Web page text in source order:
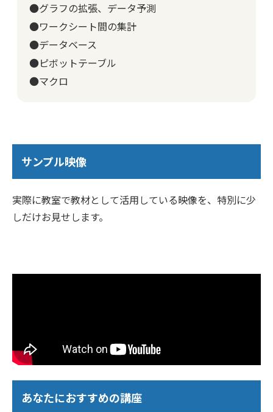
●グラフの拡張、データ予測
●ワークシート間の集計
●データベース
●ピボットテーブル
●マクロ
サンプル映像
実際に教室で教材として活用している映像を、特別に少
しだけお見せします。
あなたにおすすめの講座